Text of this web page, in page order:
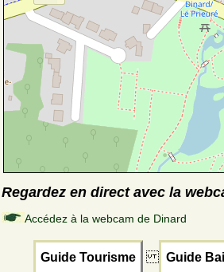
Regardez en direct avec la
Accédez à la webcam de Dinard
Guide Tourisme Guide